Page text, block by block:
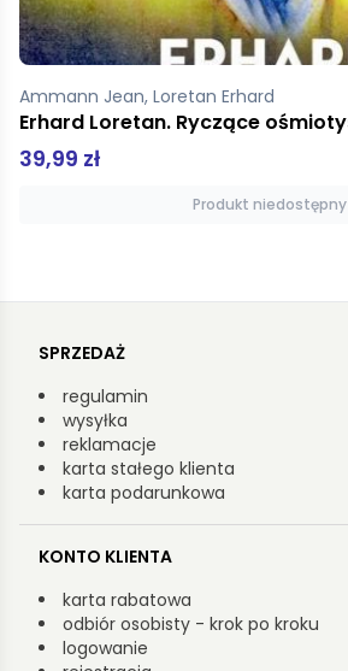
Knox-Johnston Robin
O żeglowaniu
40,00 zł
Produkt niedostępny
SPRZEDAŻ
regulamin
wysyłka
reklamacje
karta stałego klienta
karta podarunkowa
KONTO KLIENTA
karta rabatowa
odbiór osobisty - krok po kroku
logowanie